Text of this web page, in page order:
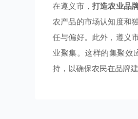
在遵义市，打造农业品
农产品的市场认知度和
任与偏好。此外，遵义
业聚集。这样的集聚效
持，以确保农民在品牌